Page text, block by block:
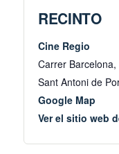
RECINTO
Cine Regio
Carrer Barcelona,
Sant Antoni de
Google Map
Ver el sitio web